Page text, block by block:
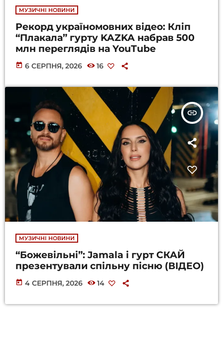
МУЗИЧНІ НОВИНИ
Рекорд україномовних відео: Кліп
“Плакала” гурту KAZKA набрав 500
млн переглядів на YouTube
today 6 СЕРПНЯ, 2026 16
insert_link
МУЗИЧНІ НОВИНИ
“Божевільні”: Jamala і гурт СКАЙ
презентували спільну пісню (ВІДЕО)
today 4 СЕРПНЯ, 2026 14